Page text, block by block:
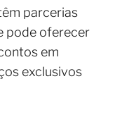
parcerias
pode oferecer
em
exclusivos